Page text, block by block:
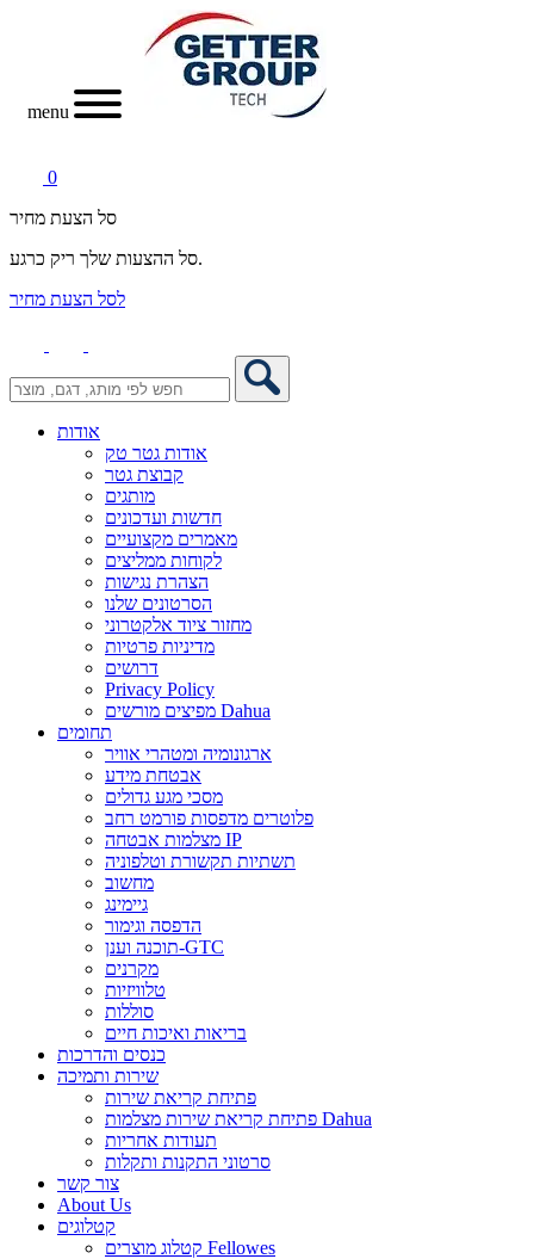
menu
0
סל הצעת מחיר
סל ההצעות שלך ריק כרגע.
לסל הצעת מחיר
אודות
אודות גטר טק
קבוצת גטר
מותגים
חדשות ועדכונים
מאמרים מקצועיים
לקוחות ממליצים
הצהרת נגישות
הסרטונים שלנו
מחזור ציוד אלקטרוני
מדיניות פרטיות
דרושים
Privacy Policy
מפיצים מורשים Dahua
תחומים
ארגונומיה ומטהרי אוויר
אבטחת מידע
מסכי מגע גדולים
פלוטרים מדפסות פורמט רחב
מצלמות אבטחה IP
תשתיות תקשורת וטלפוניה
מחשוב
גיימינג
הדפסה וגימור
תוכנה וענן-GTC
מקרנים
טלוויזיות
סוללות
בריאות ואיכות חיים
כנסים והדרכות
שירות ותמיכה
פתיחת קריאת שירות
פתיחת קריאת שירות מצלמות Dahua
תעודות אחריות
סרטוני התקנות ותקלות
צור קשר
About Us
קטלוגים
קטלוג מוצרים Fellowes